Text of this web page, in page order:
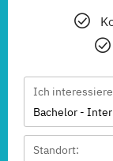
Ich
Standort: